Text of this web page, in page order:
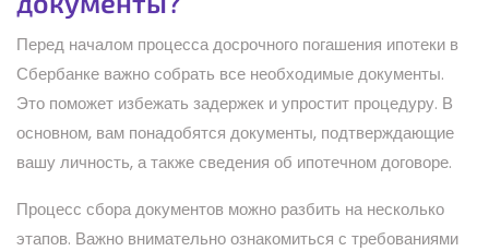
Перед началом процесса досрочного погашения ипотеки в
Сбербанке важно собрать все необходимые документы.
Это поможет избежать задержек и упростит процедуру. В
основном, вам понадобятся документы, подтверждающие
вашу личность, а также сведения об ипотечном договоре.
Процесс сбора документов можно разбить на несколько
этапов. Важно внимательно ознакомиться с требованиями